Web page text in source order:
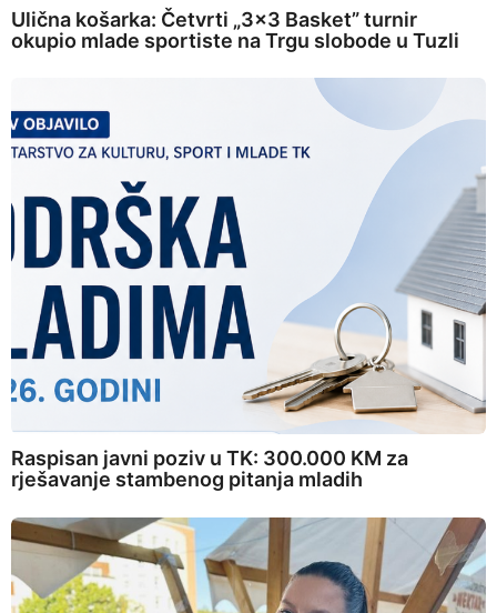
Ulična košarka: Četvrti „3×3 Basket” turnir
okupio mlade sportiste na Trgu slobode u Tuzli
Raspisan javni poziv u TK: 300.000 KM za
rješavanje stambenog pitanja mladih